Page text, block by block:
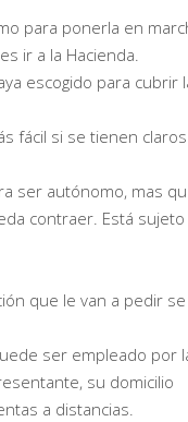
para ponerla en
ir a la Hacienda.
escogido para cubrir
fácil si se tienen claros
ser autónomo, mas
contraer. Está sujeto
que le van a pedir se
ser empleado por
su domicilio
a distancias.